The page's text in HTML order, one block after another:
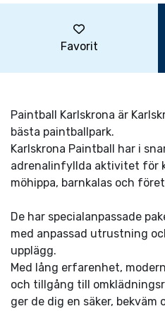
Favorit
Paintball Karlskrona är
bästa paintballpark.
Karlskrona Paintball har i
adrenalinfyllda aktivitet för
möhippa, barnkalas och
De har specialanpassade
med anpassad utrustning
upplägg.
Med lång erfarenhet,
och tillgång till
ger de dig en säker,